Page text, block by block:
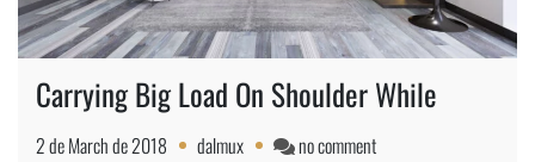
Carrying Big Load On Shoulder While
2 de March de 2018 dalmux no commenton